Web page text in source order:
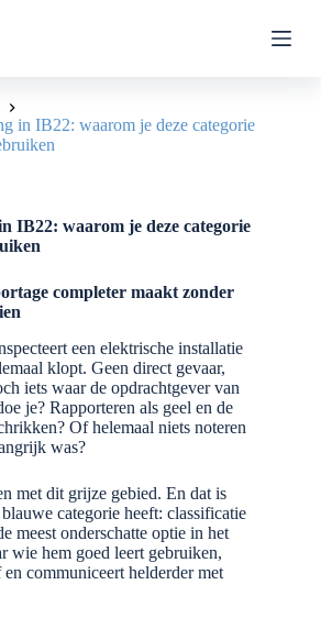
in IB22: waarom je deze categorie
IB22: waarom je deze categorie
completer maakt zonder
een elektrische installatie
klopt. Geen direct gevaar,
iets waar de opdrachtgever van
je? Rapporteren als geel en de
Of helemaal niets noteren
was?
met dit grijze gebied. En dat is
categorie heeft: classificatie
meest onderschatte optie in het
wie hem goed leert gebruiken,
communiceert helderder met